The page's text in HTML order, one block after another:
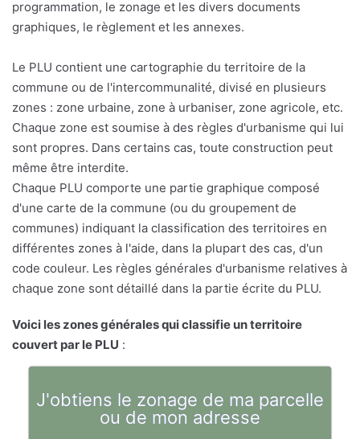
programmation, le zonage et les divers documents
graphiques, le règlement et les annexes.
Le PLU contient une cartographie du territoire de la
commune ou de l'intercommunalité, divisé en plusieurs
zones : zone urbaine, zone à urbaniser, zone agricole, etc.
Chaque zone est soumise à des règles d'urbanisme qui lui
sont propres. Dans certains cas, toute construction peut
même être interdite.
Chaque PLU comporte une partie graphique composé
d'une carte de la commune (ou du groupement de
communes) indiquant la classification des territoires en
différentes zones à l'aide, dans la plupart des cas, d'un
code couleur. Les règles générales d'urbanisme relatives à
chaque zone sont détaillé dans la partie écrite du PLU.
Voici les zones générales qui classifie un territoire
couvert par le PLU :
J'obtiens le zonage de ma parcelle
ou de mon adresse